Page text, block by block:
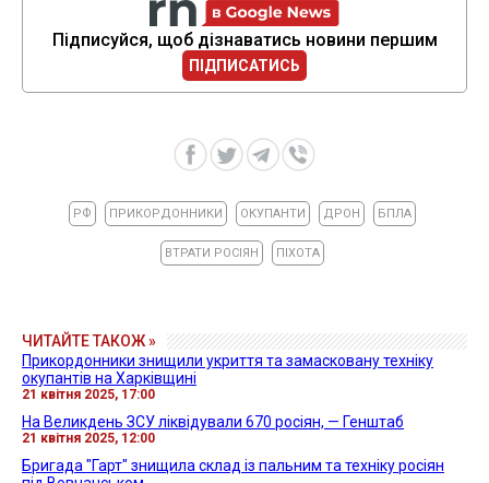
Підписуйся, щоб дізнаватись новини першим
ПІДПИСАТИСЬ
РФ ПРИКОРДОННИКИ ОКУПАНТИ ДРОН БПЛА
ВТРАТИ РОСІЯН ПІХОТА
ЧИТАЙТЕ ТАКОЖ »
Прикордонники знищили укриття та замасковану техніку
окупантів на Харківщині
21 квітня 2025, 17:00
На Великдень ЗСУ ліквідували 670 росіян, — Генштаб
21 квітня 2025, 12:00
Бригада "Гарт" знищила склад із пальним та техніку росіян